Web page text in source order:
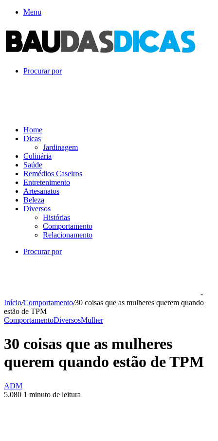
Menu
Procurar por
Home
Dicas
Jardinagem
Culinária
Saúde
Remédios Caseiros
Entretenimento
Artesanatos
Beleza
Diversos
Histórias
Comportamento
Relacionamento
Procurar por
-
Início/Comportamento/30 coisas que as mulheres querem quando
estão de TPM
ComportamentoDiversosMulher
30 coisas que as mulheres
querem quando estão de TPM
ADM
5.080 1 minuto de leitura